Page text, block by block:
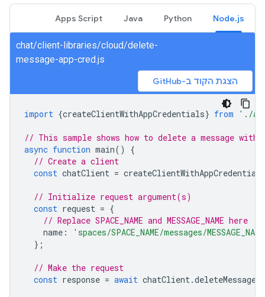
Node.js
Python
Java
Apps Script
chat/client-libraries/cloud/delete-
message-app-cred.js
הצגת הקוד ב-GitHub
import {createClientWithAppCredentials} from './
// This sample shows how to delete a message with
async function main()
{
// Create a client
const chatClient = createClientWithAppCredentials
// Initialize request argument(s)
const request = {
// Replace SPACE_NAME and MESSAGE_NAME here
name :
'spaces/SPACE_NAME/messages/
};
// Make the request
const response = await chatClient.deleteMessage